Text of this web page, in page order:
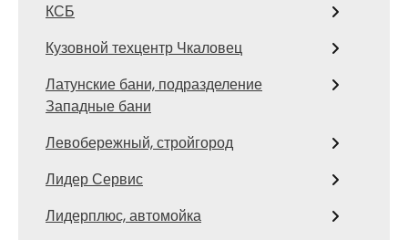
КСБ
Кузовной техцентр Чкаловец
Латунские бани, подразделение
Западные бани
Левобережный, стройгород
Лидер Сервис
Лидерплюс, автомойка